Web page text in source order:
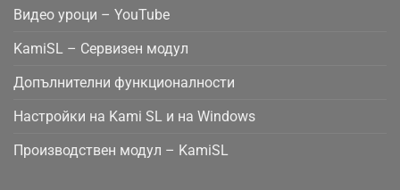
Видео уроци – YouTube
KamiSL – Сервизен модул
Допълнителни функционалности
Настройки на Kami SL и на Windows
Производствен модул – KamiSL